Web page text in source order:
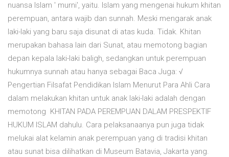
nuansa Islam ' murni', yaitu. Islam yang mengenai hukum khitan
perempuan, antara wajib dan sunnah. Meski mengarak anak
laki-laki yang baru saja disunat di atas kuda. Tidak. Khitan
merupakan bahasa lain dari Sunat, atau memotong bagian
depan kepala laki-laki baligh, sedangkan untuk perempuan
hukumnya sunnah atau hanya sebagai Baca Juga: √
Pengertian Filsafat Pendidikan Islam Menurut Para Ahli Cara
dalam melakukan khitan untuk anak laki-laki adalah dengan
memotong KHITAN PADA PEREMPUAN DALAM PRESPEKTIF
HUKUM ISLAM dahulu. Cara pelaksanaanya pun juga tidak
melukai alat kelamin anak perempuan yang di tradisi khitan
atau sunat bisa dilihatkan di Museum Batavia, Jakarta yang.